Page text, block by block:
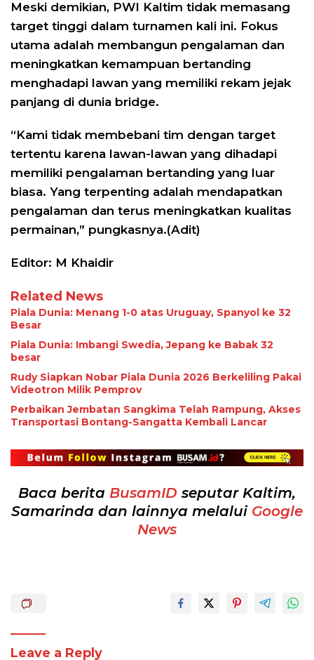
Meski demikian, PWI Kaltim tidak memasang
target tinggi dalam turnamen kali ini. Fokus
utama adalah membangun pengalaman dan
meningkatkan kemampuan bertanding
menghadapi lawan yang memiliki rekam jejak
panjang di dunia bridge.
“Kami tidak membebani tim dengan target
tertentu karena lawan-lawan yang dihadapi
memiliki pengalaman bertanding yang luar
biasa. Yang terpenting adalah mendapatkan
pengalaman dan terus meningkatkan kualitas
permainan,” pungkasnya.(Adit)
Editor: M Khaidir
Related News
Piala Dunia: Menang 1-0 atas Uruguay, Spanyol ke 32
Besar
Piala Dunia: Imbangi Swedia, Jepang ke Babak 32
besar
Rudy Siapkan Nobar Piala Dunia 2026 Berkeliling Pakai
Videotron Milik Pemprov
Perbaikan Jembatan Sangkima Telah Rampung, Akses
Transportasi Bontang-Sangatta Kembali Lancar
Baca berita BusamID seputar Kaltim,
Samarinda dan lainnya melalui Google
News
Leave a Reply